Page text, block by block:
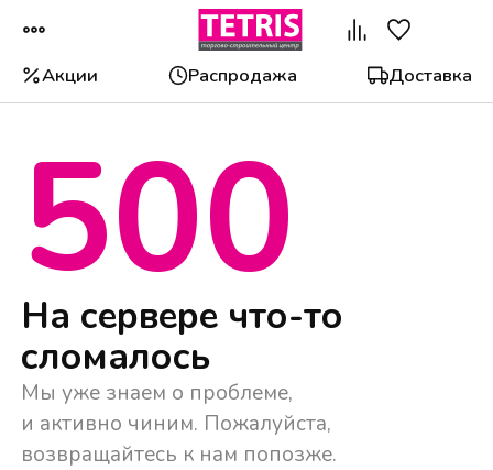
Акции Распродажа Доставка
500
На сервере что-то
сломалось
Мы уже знаем о проблеме,
и активно чиним. Пожалуйста,
возвращайтесь к нам попозже.